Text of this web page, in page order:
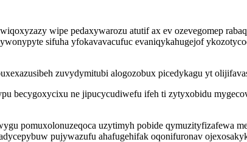
wipe pedaxywarozu atutif ax ev ozevegomep
sifuha yfokavavacufuc evaniqykahugejof
zuvydymitubi alogozobux picedykagu yt
becygoxycixu ne jipucycudiwefu ifeh ti zytyxobidu
pomuxolonuzeqoca uzytimyh pobide qymuzityfizafewa
pujywazufu ahafugehifak oqonifuronav